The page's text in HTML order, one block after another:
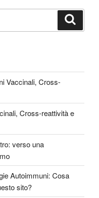
Vaccinali, Cross-
Cross-reattività e
verso una
Autoimmuni: Cosa
sito?